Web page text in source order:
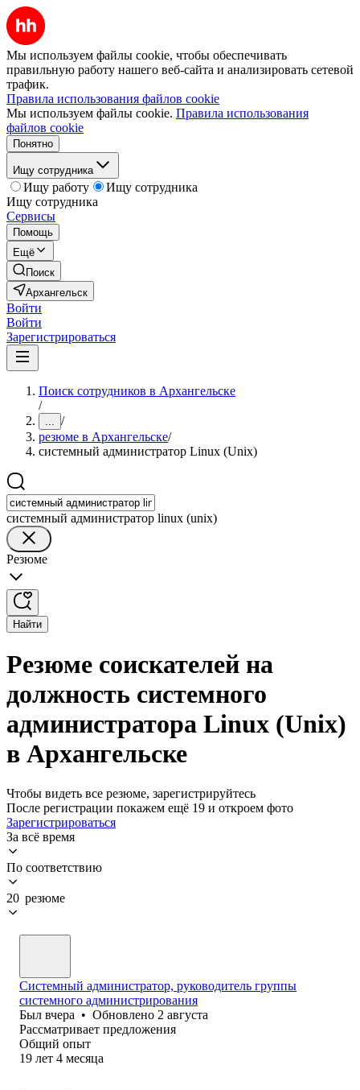
Мы используем файлы cookie, чтобы обеспечивать
правильную работу нашего веб-сайта и анализировать сетевой
трафик.
Правила использования файлов cookie
Мы используем файлы cookie. Правила использования
файлов cookie
Понятно
Ищу сотрудника
Ищу работу
Ищу сотрудника
Ищу сотрудника
Сервисы
Помощь
Ещё
Поиск
Архангельск
Войти
Войти
Зарегистрироваться
Поиск сотрудников в Архангельске
/
... /
резюме в Архангельске/
системный администратор Linux (Unix)
системный администратор linux (unix)
Резюме
Найти
Резюме соискателей на
должность системного
администратора Linux (Unix)
в Архангельске
Чтобы видеть все резюме, зарегистрируйтесь
После регистрации покажем ещё 19 и откроем фото
Зарегистрироваться
За всё время
По соответствию
20 резюме
Системный администратор, руководитель группы
системного администрирования
Был вчера • Обновлено 2 августа
Рассматривает предложения
Общий опыт
19 лет 4 месяца